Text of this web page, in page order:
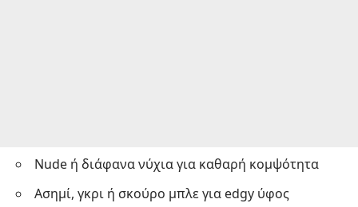
Nude ή διάφανα νύχια για καθαρή κομψότητα
Ασημί, γκρι ή σκούρο μπλε για edgy ύφος